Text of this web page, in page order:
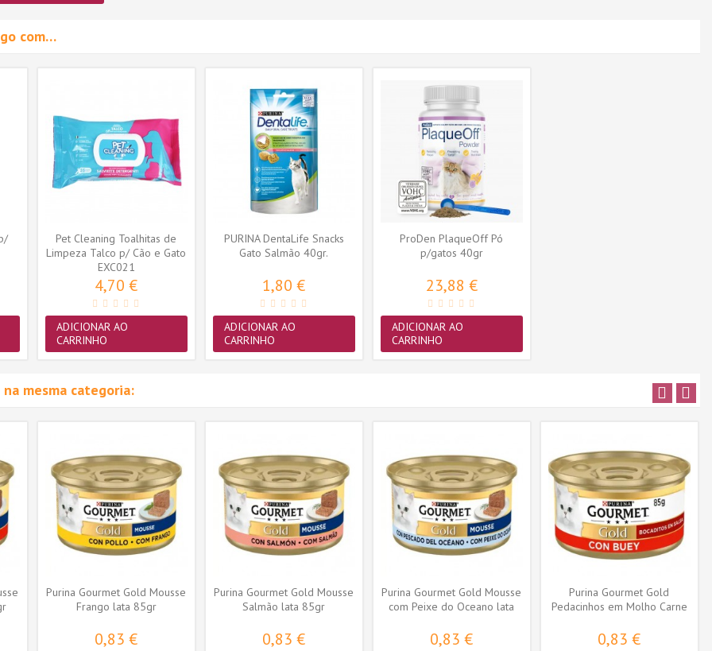
com…
Pet Cleaning Toalhitas de
Limpeza Talco p/ Cão e Gato
35...
EXC021
4,70 €
ADICIONAR AO
CARRINHO
PURINA DentaLife Snacks
Gato Salmão 40gr.
1,80 €
ADICIONAR AO
CARRINHO
ProDen PlaqueOff Pó
p/gatos 40gr
23,88 €
ADICIONAR AO
CARRINHO
mesma categoria:
Purina Gourmet Gold Mousse
Frango lata 85gr
0,83 €
Purina Gourmet Gold Mousse
Salmão lata 85gr
0,83 €
Purina Gourmet Gold Mousse
com Peixe do Oceano lata
0,83 €
Purina Gourmet Gold
Pedacinhos em Molho Carne
0,83 €